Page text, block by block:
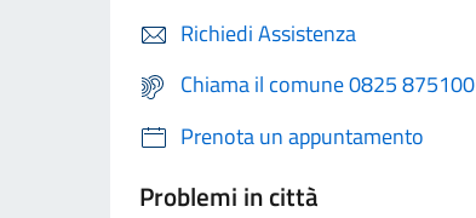
Richiedi Assistenza
Chiama il comune 0825 875100
Prenota un appuntamento
Problemi in città